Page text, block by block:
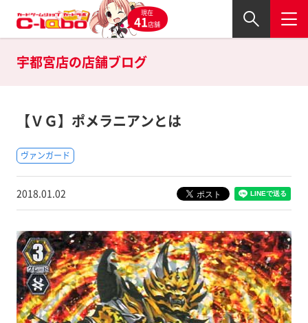
現在
41店舗
宇都宮店の店舗ブログ
【ＶＧ】ポメラニアンとは
ヴァンガード
2018.01.02